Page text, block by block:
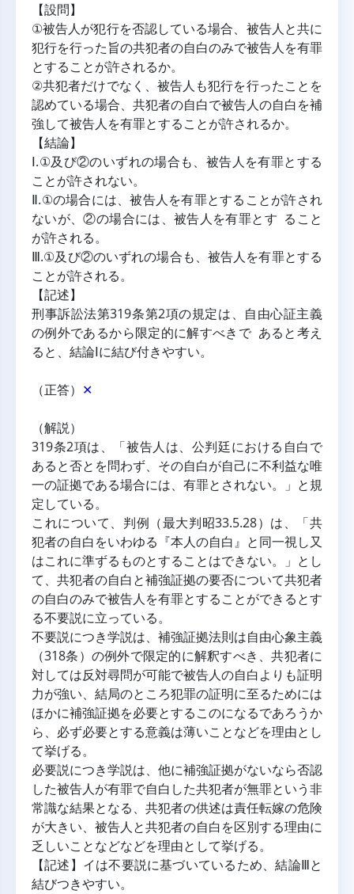
【設問】
①被告人が犯行を否認している場合、被告人と共に
犯行を行った旨の共犯者の自白のみで被告人を有罪
とすることが許されるか。
②共犯者だけでなく、被告人も犯行を行ったことを
認めている場合、共犯者の自白で被告人の自白を補
強して被告人を有罪とすることが許されるか。
【結論】
Ⅰ.①及び②のいずれの場合も、被告人を有罪とする
ことが許されない。
Ⅱ.①の場合には、被告人を有罪とすることが許され
ないが、②の場合には、被告人を有罪とす ること
が許される。
Ⅲ.①及び②のいずれの場合も、被告人を有罪とする
ことが許される。
【記述】
刑事訴訟法第319条第2項の規定は、自由心証主義
の例外であるから限定的に解すべきで あると考え
ると、結論Ⅰに結び付きやすい。
（正答） ✕
（解説）
319条2項は、「被告人は、公判廷における自白で
あると否とを問わず、その自白が自己に不利益な唯
一の証拠である場合には、有罪とされない。」と規
定している。
これについて、判例（最大判昭33.5.28）は、「共
犯者の自白をいわゆる『本人の自白』と同一視し又
はこれに準ずるものとすることはできない。」とし
て、共犯者の自白と補強証拠の要否について共犯者
の自白のみで被告人を有罪とすることができるとす
る不要説に立っている。
不要説につき学説は、補強証拠法則は自由心象主義
（318条）の例外で限定的に解釈すべき、共犯者に
対しては反対尋問が可能で被告人の自白よりも証明
力が強い、結局のところ犯罪の証明に至るためには
ほかに補強証拠を必要とするこのになるであろうか
ら、必ず必要とする意義は薄いことなどを理由とし
て挙げる。
必要説につき学説は、他に補強証拠がないなら否認
した被告人が有罪で自白した共犯者が無罪という非
常識な結果となる、共犯者の供述は責任転嫁の危険
が大きい、被告人と共犯者の自白を区別する理由に
乏しいことなどなどを理由として挙げる。
【記述】イは不要説に基づいているため、結論Ⅲと
結びつきやすい。